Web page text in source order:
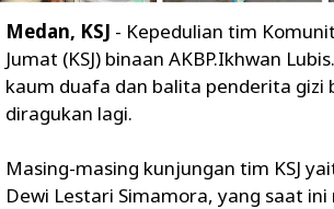
Medan, KSJ - Kepedulian tim
Jumat (KSJ) binaan AKBP.Ikhwan
kaum duafa dan balita penderita gizi
diragukan lagi.
Masing-masing kunjungan tim KSJ
Dewi Lestari Simamora, yang saat